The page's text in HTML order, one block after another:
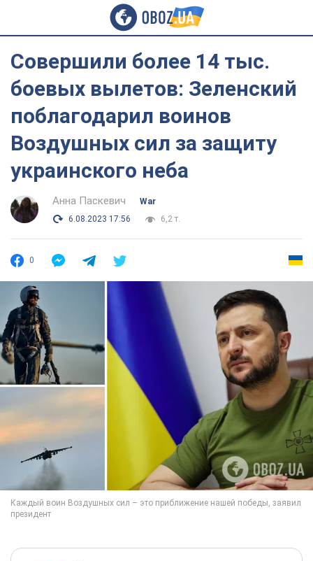
Совершили более 14 тыс.
боевых вылетов: Зеленский
поблагодарил воинов
Воздушных сил за защиту
украинского неба
Анна Паскевич
War
6.08.2023 17:56
6,2 т.
0